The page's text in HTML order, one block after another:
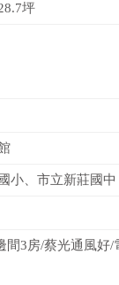
坪
小、市立新莊國中
3房/蔡光通風好/